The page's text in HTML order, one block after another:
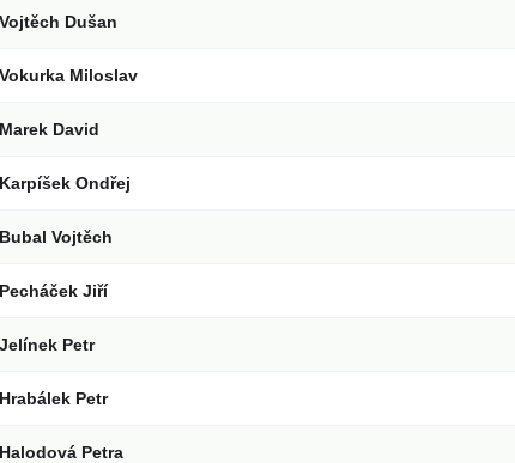
Vojtěch Dušan
Vokurka Miloslav
Marek David
Karpíšek Ondřej
Bubal Vojtěch
Pecháček Jiří
Jelínek Petr
Hrabálek Petr
Halodová Petra